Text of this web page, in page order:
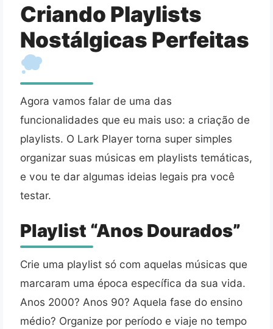
Criando Playlists
Nostálgicas Perfeitas
Agora vamos falar de uma das
funcionalidades que eu mais uso: a criação de
playlists. O Lark Player torna super simples
organizar suas músicas em playlists temáticas,
e vou te dar algumas ideias legais pra você
testar.
Playlist “Anos Dourados”
Crie uma playlist só com aquelas músicas que
marcaram uma época específica da sua vida.
Anos 2000? Anos 90? Aquela fase do ensino
médio? Organize por período e viaje no tempo